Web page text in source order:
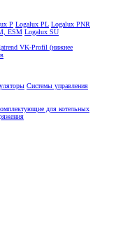
P Logalux PL Logalux PNR
ESM Logalux SU
VK-Profil (нижнее
Системы управления
для котельных